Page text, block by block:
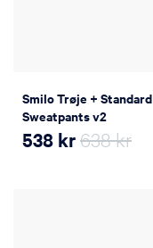
Smilo Trøje + Standard
Sweatpants v2
538 kr638 kr